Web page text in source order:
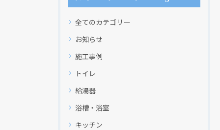
全てのカテゴリー
お知らせ
施工事例
トイレ
給湯器
浴槽・浴室
キッチン